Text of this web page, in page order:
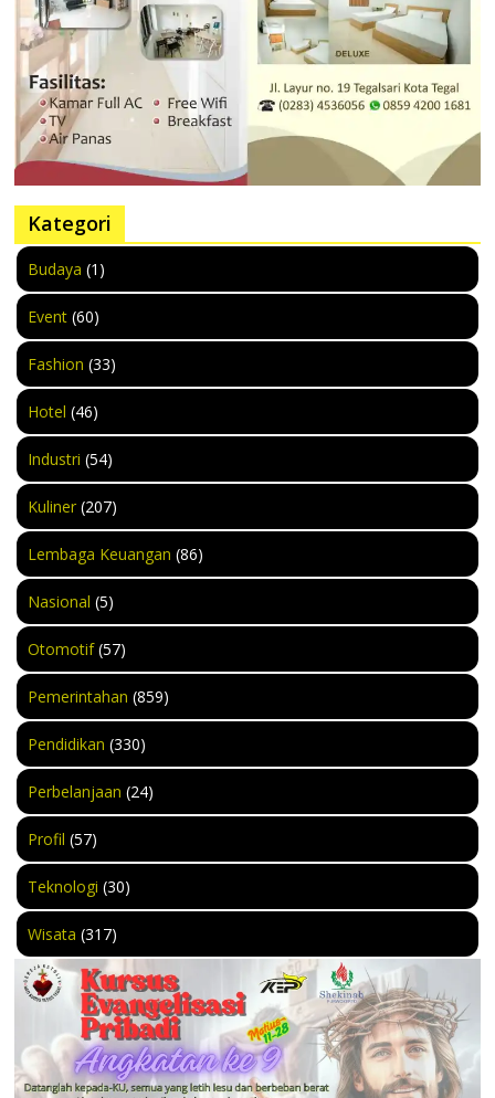
Kategori
Budaya (1)
Event (60)
Fashion (33)
Hotel (46)
Industri (54)
Kuliner (207)
Lembaga Keuangan (86)
Nasional (5)
Otomotif(57)
Pemerintahan (859)
Pendidikan (330)
Perbelanjaan (24)
Profil (57)
Teknologi (30)
Wisata (317)